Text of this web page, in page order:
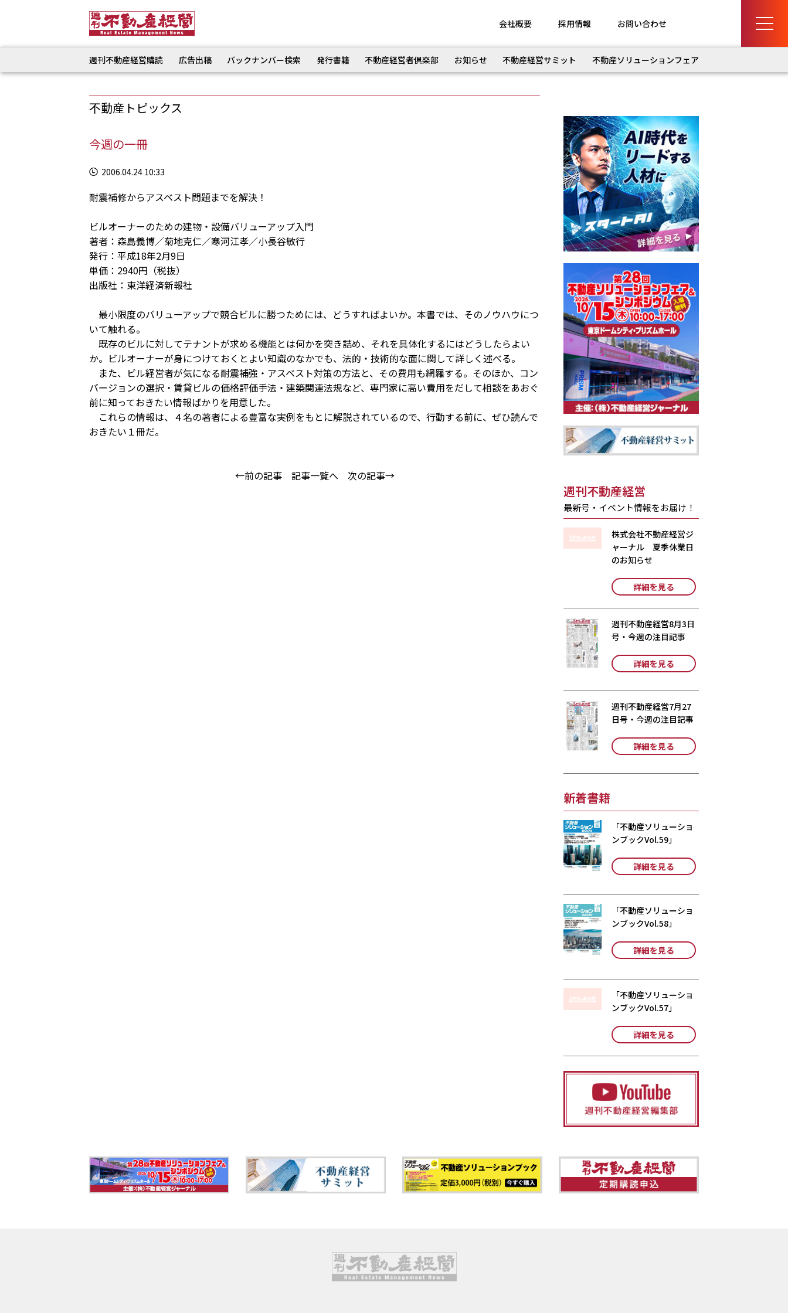
会社概要 採用情報 お問い合わせ
週刊不動産経営購読 広告出稿 バックナンバー検索 発行書籍 不動産経営者倶楽部 お知らせ 不動産経営サミット 不動産ソリューションフェア
不動産トピックス
今週の一冊
2006.04.24 10:33
耐震補修からアスベスト問題までを解決！
ビルオーナーのための建物・設備バリューアップ入門
著者：森島義博／菊地克仁／寒河江孝／小長谷敏行
発行：平成18年2月9日
単価：2940円（税抜）
出版社：東洋経済新報社
最小限度のバリューアップで競合ビルに勝つためには、どうすればよいか。本書では、そのノウハウにつ
いて触れる。
既存のビルに対してテナントが求める機能とは何かを突き詰め、それを具体化するにはどうしたらよい
か。ビルオーナーが身につけておくとよい知識のなかでも、法的・技術的な面に関して詳しく述べる。
また、ビル経営者が気になる耐震補強・アスベスト対策の方法と、その費用も網羅する。そのほか、コン
バージョンの選択・賃貸ビルの価格評価手法・建築関連法規など、専門家に高い費用をだして相談をあおぐ
前に知っておきたい情報ばかりを用意した。
これらの情報は、４名の著者による豊富な実例をもとに解説されているので、行動する前に、ぜひ読んで
おきたい１冊だ。
←前の記事 記事一覧へ 次の記事→
週刊不動産経営
最新号・イベント情報をお届け！
株式会社不動産経営ジ
ャーナル 夏季休業日
のお知らせ
詳細を見る
週刊不動産経営8月3日
号・今週の注目記事
詳細を見る
週刊不動産経営7月27
日号・今週の注目記事
詳細を見る
新着書籍
「不動産ソリューショ
ンブックVol.59」
詳細を見る
「不動産ソリューショ
ンブックVol.58」
詳細を見る
「不動産ソリューショ
ンブックVol.57」
詳細を見る